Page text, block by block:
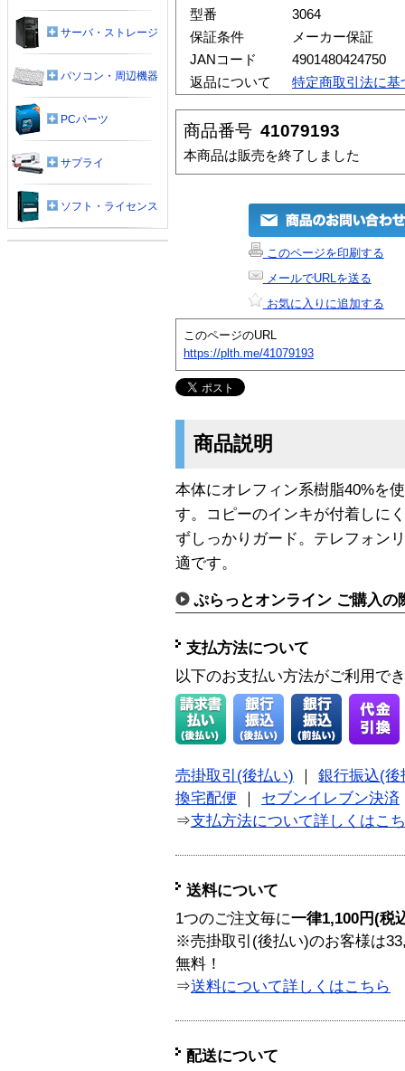
型番
3064
保証条件
メーカー保証
JANコード
4901480424750
返品について
特定商取引法に基
商品番号 41079193
本商品は販売を終了しました
このページを印刷する
メールでURLを送る
お気に入りに追加する
このページのURL
https://plth.me/41079193
商品説明
本体にオレフィン系樹脂40%を
す。コピーのインキが付着しに
ずしっかりガード。テレフォン
適です。
ぷらっとオンライン ご購入の
支払方法について
以下のお支払い方法がご利用で
売掛取引(後払い)
銀行振込(後
換宅配便
セブンイレブン決済
⇒支払方法について詳しくはこ
送料について
1つのご注文毎に一律1,100円(税
※売掛取引(後払い)のお客様は
無料！
⇒送料について詳しくはこちら
配送について
サーバ・ストレージ
パソコン・周辺機器
PCパーツ
サプライ
ソフト・ライセンス